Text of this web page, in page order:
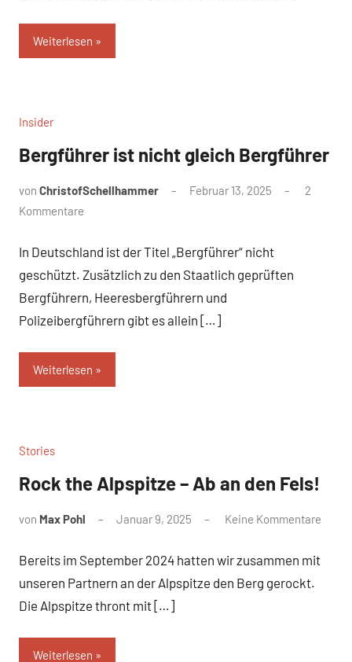
Weiterlesen
Insider
Bergführer ist nicht gleich Bergführer
von ChristofSchellhammer Februar 13, 2025
2
Kommentare
In Deutschland ist der Titel „Bergführer“ nicht
geschützt. Zusätzlich zu den Staatlich geprüften
Bergführern, Heeresbergführern und
Polizeibergführern gibt es allein […]
Weiterlesen
Stories
Rock the Alpspitze – Ab an den Fels!
von Max Pohl Januar 9, 2025 Keine Kommentare
Bereits im September 2024 hatten wir zusammen mit
unseren Partnern an der Alpspitze den Berg gerockt.
Die Alpspitze thront mit […]
Weiterlesen